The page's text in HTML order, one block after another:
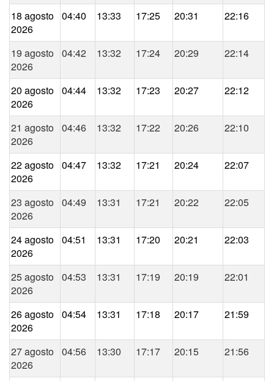
18 agosto
2026
04:40 13:33 17:25 20:31 22:16
19 agosto
2026
04:42 13:32 17:24 20:29 22:14
20 agosto
2026
04:44 13:32 17:23 20:27 22:12
21 agosto
2026
04:46 13:32 17:22 20:26 22:10
22 agosto
2026
04:47 13:32 17:21 20:24 22:07
23 agosto
2026
04:49 13:31 17:21 20:22 22:05
24 agosto
2026
04:51 13:31 17:20 20:21 22:03
25 agosto
2026
04:53 13:31 17:19 20:19 22:01
26 agosto
2026
04:54 13:31 17:18 20:17 21:59
27 agosto
2026
04:56 13:30 17:17 20:15 21:56